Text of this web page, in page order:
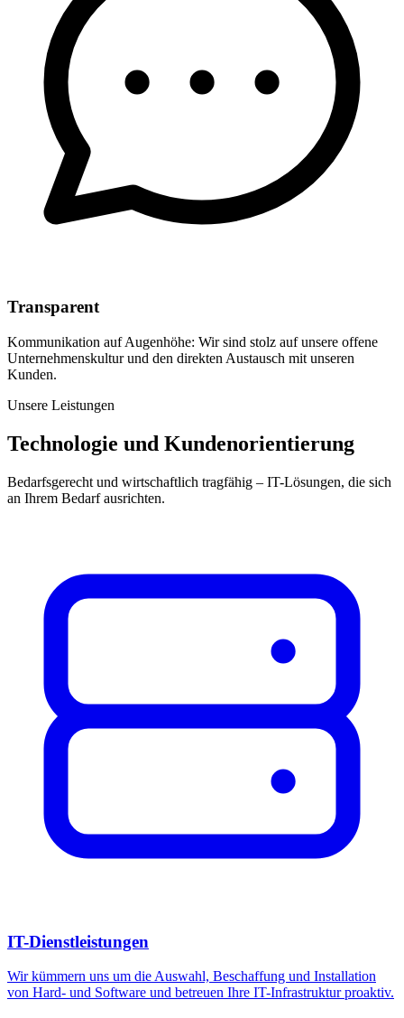
Transparent
Kommunikation auf Augenhöhe: Wir sind stolz auf unsere offene
Unternehmenskultur und den direkten Austausch mit unseren
Kunden.
Unsere Leistungen
Technologie und Kundenorientierung
Bedarfsgerecht und wirtschaftlich tragfähig – IT-Lösungen, die sich
an Ihrem Bedarf ausrichten.
IT-Dienstleistungen
Wir kümmern uns um die Auswahl, Beschaffung und Installation
von Hard- und Software und betreuen Ihre IT-Infrastruktur proaktiv.